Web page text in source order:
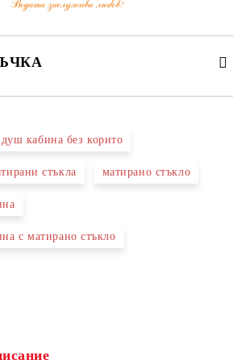
с вас в рамките на работния ден.
душ кабина без корито
стъкла матирано стъкло
с матирано стъкло